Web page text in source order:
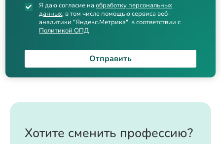
Я даю согласие наобработку персональных
данных, в том числе помощью сервиса веб-
аналитики "Яндекс.Метрика", в соответствии с
Политикой ОПД
Отправить
Хотите сменить профессию?